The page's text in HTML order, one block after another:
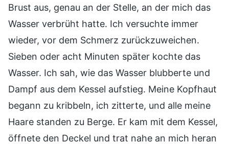
Brust aus, genau an der Stelle, an der mich das
Wasser verbrüht hatte. Ich versuchte immer
wieder, vor dem Schmerz zurückzuweichen.
Sieben oder acht Minuten später kochte das
Wasser. Ich sah, wie das Wasser blubberte und
Dampf aus dem Kessel aufstieg. Meine Kopfhaut
begann zu kribbeln, ich zitterte, und alle meine
Haare standen zu Berge. Er kam mit dem Kessel,
öffnete den Deckel und trat nahe an mich heran